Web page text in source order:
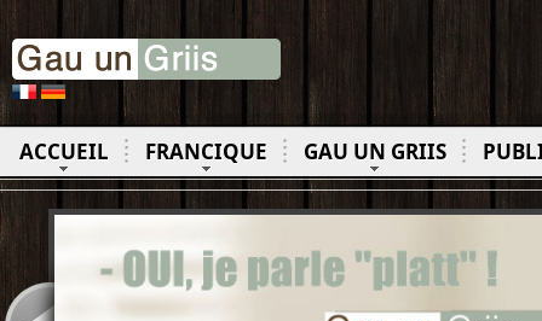
ACCUEIL FRANCIQUE GAU UN GRIIS